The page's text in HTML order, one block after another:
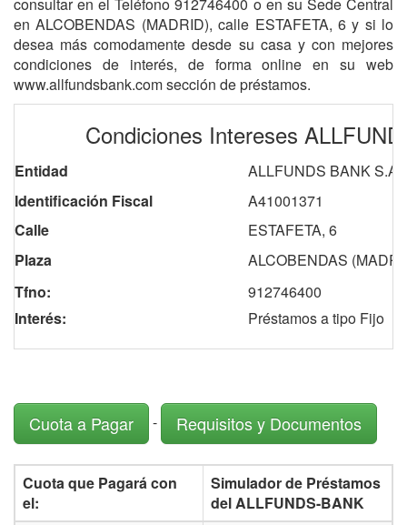
en ALCOBENDAS (MADRID), calle ESTAFETA, 6 y si lo
desea más comodamente desde su casa y con mejores
condiciones de interés, de forma online en su web
www.allfundsbank.com sección de préstamos.
Condiciones Intereses
Entidad
ALLFUNDS BANK S.A.
Identificación Fiscal
A41001371
Calle
ESTAFETA, 6
Plaza
ALCOBENDAS
Tfno:
912746400
Interés:
Préstamos a tipo Fijo
Cuota a Pagar - Requisitos y Documentos
Cuota que Pagará con
el:
Simulador de Préstamos
del ALLFUNDS-BANK